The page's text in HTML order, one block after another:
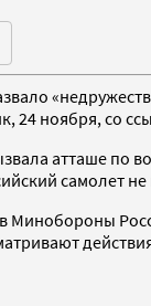
24 ноября, со
атташе по
самолет
Минобороны